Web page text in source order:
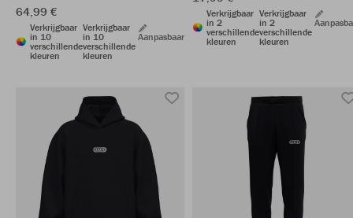
64,99 €
Verkrijgbaar
in 10
verschillende
kleuren
Verkrijgbaar
in 10
verschillende
kleuren
Aanpasbaar
Verkrijgbaar
in 2
verschillende
kleuren
Verkrijgbaar
in 2
verschillende
kleuren